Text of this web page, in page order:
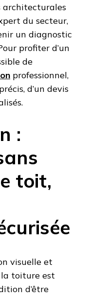
du secteur,
un diagnostic
profiter d’un
de
professionnel,
d’un devis
:
toit,
visuelle et
la toiture est
d’être